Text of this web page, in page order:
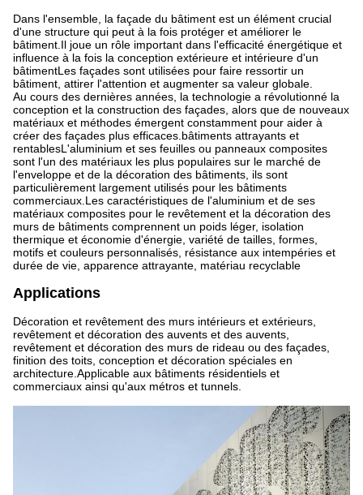
Dans l'ensemble, la façade du bâtiment est un élément crucial
d'une structure qui peut à la fois protéger et améliorer le
bâtiment.Il joue un rôle important dans l'efficacité énergétique et
influence à la fois la conception extérieure et intérieure d'un
bâtimentLes façades sont utilisées pour faire ressortir un
bâtiment, attirer l'attention et augmenter sa valeur globale.
Au cours des dernières années, la technologie a révolutionné la
conception et la construction des façades, alors que de nouveaux
matériaux et méthodes émergent constamment pour aider à
créer des façades plus efficaces.bâtiments attrayants et
rentablesL'aluminium et ses feuilles ou panneaux composites
sont l'un des matériaux les plus populaires sur le marché de
l'enveloppe et de la décoration des bâtiments, ils sont
particulièrement largement utilisés pour les bâtiments
commerciaux.Les caractéristiques de l'aluminium et de ses
matériaux composites pour le revêtement et la décoration des
murs de bâtiments comprennent un poids léger, isolation
thermique et économie d'énergie, variété de tailles, formes,
motifs et couleurs personnalisés, résistance aux intempéries et
durée de vie, apparence attrayante, matériau recyclable
Applications
Décoration et revêtement des murs intérieurs et extérieurs,
revêtement et décoration des auvents et des auvents,
revêtement et décoration des murs de rideau ou des façades,
finition des toits, conception et décoration spéciales en
architecture.Applicable aux bâtiments résidentiels et
commerciaux ainsi qu'aux métros et tunnels.